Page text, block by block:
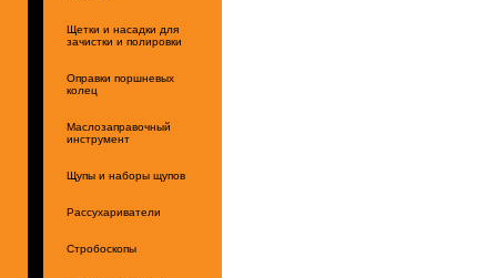
Щетки и насадки для
зачистки и полировки
Оправки поршневых
колец
Маслозаправочный
инструмент
Щупы и наборы щупов
Рассухариватели
Стробоскопы